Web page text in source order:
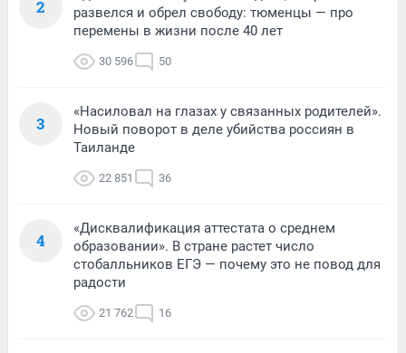
2
развелся и обрел свободу: тюменцы — про
перемены в жизни после 40 лет
30 596 50
3
«Насиловал на глазах у связанных родителей».
Новый поворот в деле убийства россиян в
Таиланде
22 851 36
4
«Дисквалификация аттестата о среднем
образовании». В стране растет число
стобалльников ЕГЭ — почему это не повод для
радости
21 762 16